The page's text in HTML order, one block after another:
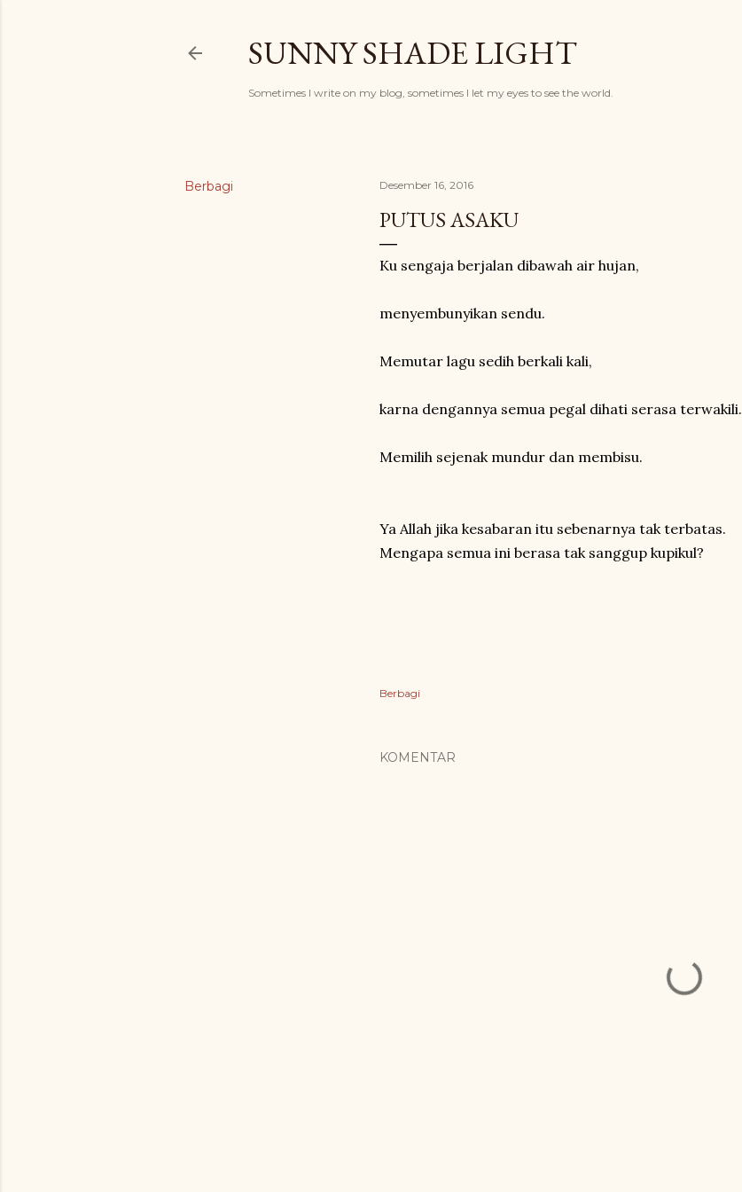
SUNNY SHADE LIGHT
Sometimes I write on my blog, sometimes I let my eyes to see the world.
Berbagi Desember 16, 2016
PUTUS ASAKU
Ku sengaja berjalan dibawah air hujan,
menyembunyikan sendu.
Memutar lagu sedih berkali kali,
karna dengannya semua pegal dihati serasa terwakili.
Memilih sejenak mundur dan membisu.
Ya Allah jika kesabaran itu sebenarnya tak terbatas.
Mengapa semua ini berasa tak sanggup kupikul?
Berbagi
KOMENTAR